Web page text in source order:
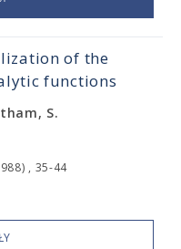
of the
functions
S.
, 35-44